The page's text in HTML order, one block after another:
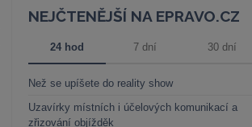
NEJČTENĚJŠÍ NA EPRAVO.CZ
24 hod 7 dní 30 dní
Než se upíšete do reality show
Uzavírky místních i účelových komunikací a
zřizování objížděk